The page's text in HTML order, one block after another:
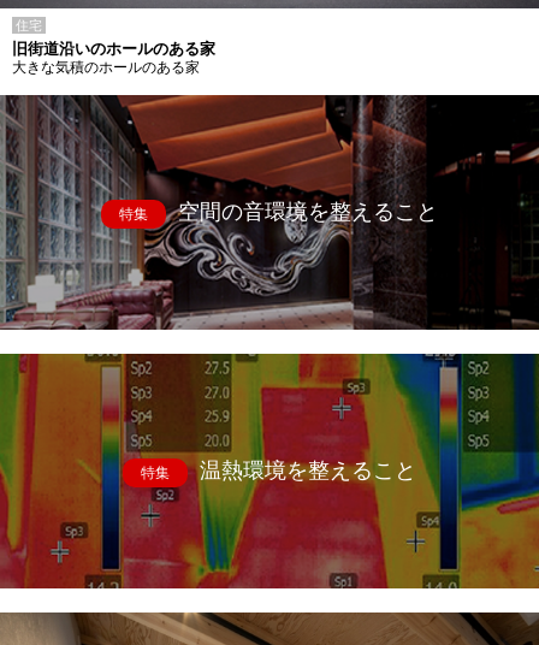
住宅
旧街道沿いのホールのある家
大きな気積のホールのある家
特集 空間の音環境を整えること
特集 温熱環境を整えること